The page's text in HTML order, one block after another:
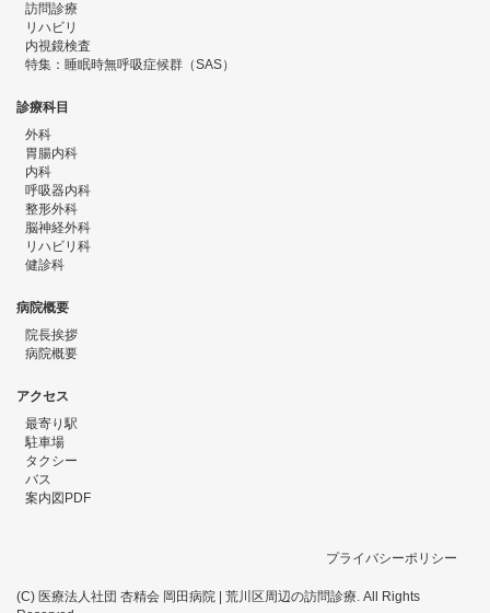
訪問診療
リハビリ
内視鏡検査
特集：睡眠時無呼吸症候群（SAS）
診療科目
外科
胃腸内科
内科
呼吸器内科
整形外科
脳神経外科
リハビリ科
健診科
病院概要
院長挨拶
病院概要
アクセス
最寄り駅
駐車場
タクシー
バス
案内図PDF
プライバシーポリシー
(C) 医療法人社団 杏精会 岡田病院 | 荒川区周辺の訪問診療. All Rights